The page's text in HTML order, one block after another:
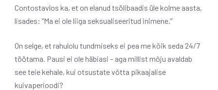
Contostavlos ka, et on elanud tsölibaadis üle kolme aasta,
lisades: “Ma ei ole liiga seksualiseeritud inimene.”
On selge, et rahulolu tundmiseks ei pea me kõik seda 24/7
töötama. Pausi ei ole häbiasi – aga millist mõju avaldab
see teie kehale, kui otsustate võtta pikaajalise
kuivaperioodi?